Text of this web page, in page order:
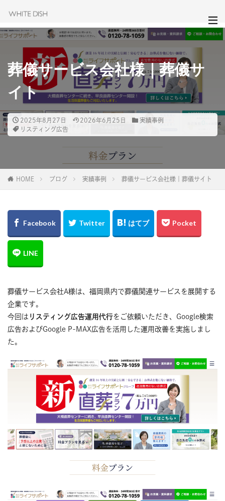
葬儀サービス会社様｜葬儀サ
イト
2025年8月27日 2026年6月25日
実績事例
リスティング広告
HOME ブログ 実績事例 葬儀サービス会社様｜葬儀サイト
葬儀サービス会社A様は、福岡県内で葬儀関連サービスを展開する
企業です。
今回は リスティング広告運用代行をご依頼いただき、Google検索
広告およびGoogle P-MAX広告を活用した運用改善を実施しまし
た。